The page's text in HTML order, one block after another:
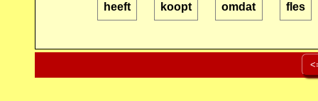
heeft koopt omdat fles